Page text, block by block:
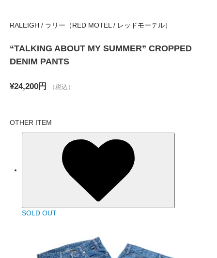
RALEIGH / ラリー（RED MOTEL / レッドモーテル）
“TALKING ABOUT MY SUMMER” CROPPED
DENIM PANTS
¥24,200円 （税込）
OTHER ITEM
SOLD OUT